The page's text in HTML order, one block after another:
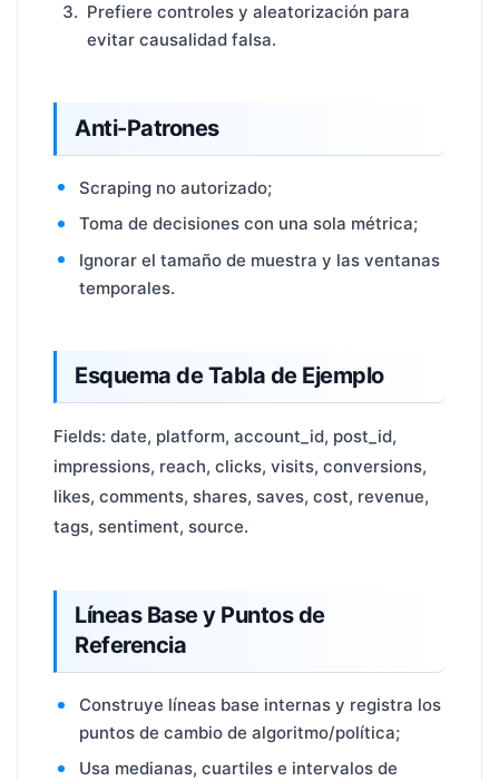
Prefiere controles y aleatorización para
evitar causalidad falsa.
Anti-Patrones
Scraping no autorizado;
Toma de decisiones con una sola métrica;
Ignorar el tamaño de muestra y las ventanas
temporales.
Esquema de Tabla de Ejemplo
Fields: date, platform, account_id, post_id,
impressions, reach, clicks, visits, conversions,
likes, comments, shares, saves, cost, revenue,
tags, sentiment, source.
Líneas Base y Puntos de
Referencia
Construye líneas base internas y registra los
puntos de cambio de algoritmo/política;
Usa medianas, cuartiles e intervalos de